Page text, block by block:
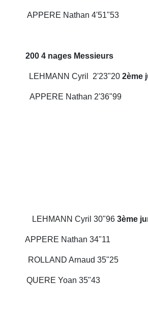
Nathan 4'51"53
Messieurs
Cyril 2'23"20 2ème
Nathan 2'36"99
Cyril 30"96 3ème
Nathan 34"11
Arnaud 35"25
Yoan 35"43